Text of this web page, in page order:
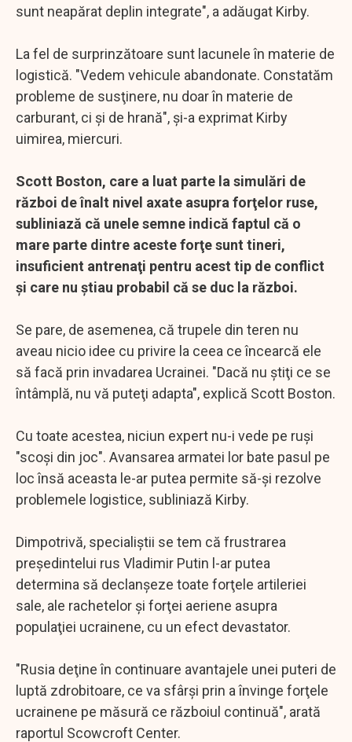
sunt neapărat deplin integrate", a adăugat Kirby.
La fel de surprinzătoare sunt lacunele în materie de
logistică. "Vedem vehicule abandonate. Constatăm
probleme de susţinere, nu doar în materie de
carburant, ci şi de hrană", şi-a exprimat Kirby
uimirea, miercuri.
Scott Boston, care a luat parte la simulări de
război de înalt nivel axate asupra forţelor ruse,
subliniază că unele semne indică faptul că o
mare parte dintre aceste forţe sunt tineri,
insuficient antrenaţi pentru acest tip de conflict
şi care nu ştiau probabil că se duc la război.
Se pare, de asemenea, că trupele din teren nu
aveau nicio idee cu privire la ceea ce încearcă ele
să facă prin invadarea Ucrainei. "Dacă nu ştiţi ce se
întâmplă, nu vă puteţi adapta", explică Scott Boston.
Cu toate acestea, niciun expert nu-i vede pe ruşi
"scoşi din joc". Avansarea armatei lor bate pasul pe
loc însă aceasta le-ar putea permite să-şi rezolve
problemele logistice, subliniază Kirby.
Dimpotrivă, specialiştii se tem că frustrarea
preşedintelui rus Vladimir Putin l-ar putea
determina să declanşeze toate forţele artileriei
sale, ale rachetelor şi forţei aeriene asupra
populaţiei ucrainene, cu un efect devastator.
"Rusia deţine în continuare avantajele unei puteri de
luptă zdrobitoare, ce va sfârşi prin a învinge forţele
ucrainene pe măsură ce războiul continuă", arată
raportul Scowcroft Center.